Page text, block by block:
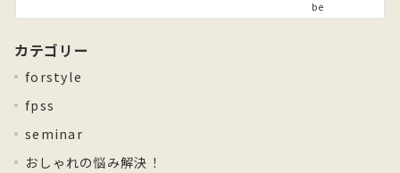
カテゴリー
forstyle
fpss
seminar
おしゃれの悩み解決！